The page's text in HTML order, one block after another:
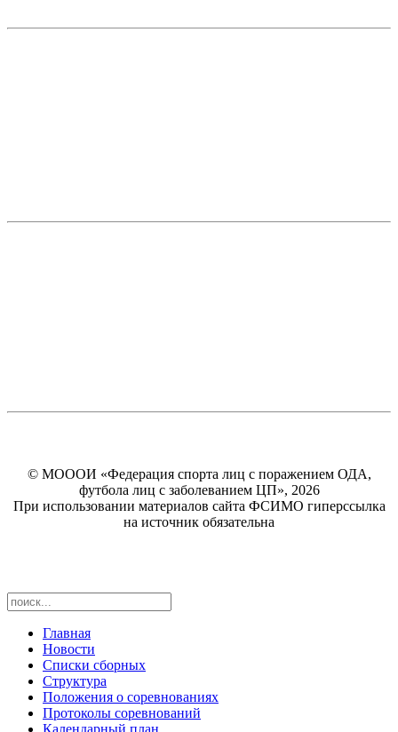
© МОООИ «Федерация спорта лиц с поражением ОДА,
футбола лиц с заболеванием ЦП», 2026
При использовании материалов сайта ФСИМО гиперссылка
на источник обязательна
Главная
Новости
Списки сборных
Структура
Положения о соревнованиях
Протоколы соревнований
Календарный план